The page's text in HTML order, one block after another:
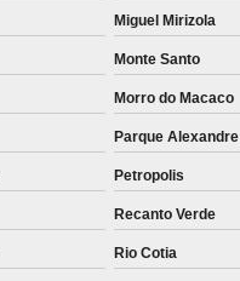
Miguel Mirizola
Monte Santo
Morro do Macaco
Parque Alexandre
Petropolis
Recanto Verde
Rio Cotia